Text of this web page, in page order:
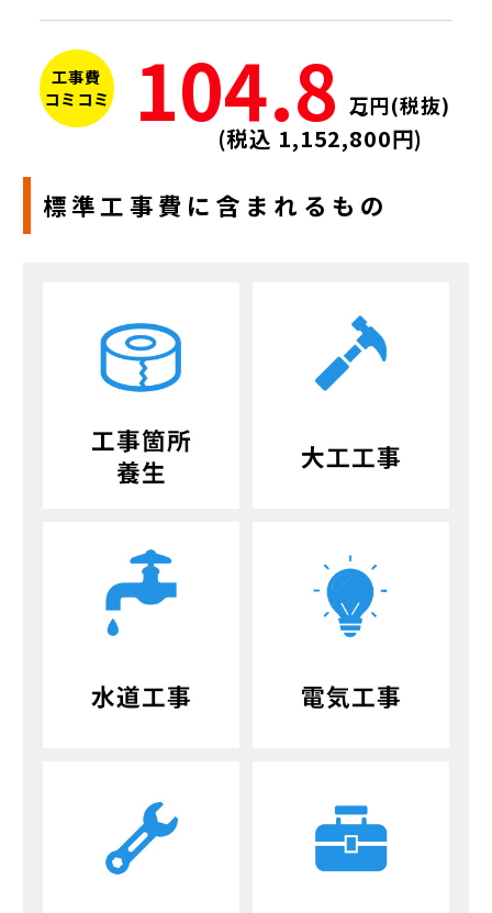
工事費
コミコミ
104.8 万円(税抜)
～
(税込 1,152,800円)
標準工事費に含まれるもの